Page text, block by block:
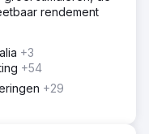
rendement
+3
+54
+29